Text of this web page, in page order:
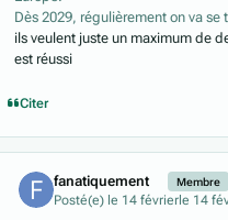
Dès 2029, régulièrement on va se
ils veulent juste un maximum de
est réussi
Citer
fanatiquement Membre
Posté(e) le 14 février le 14